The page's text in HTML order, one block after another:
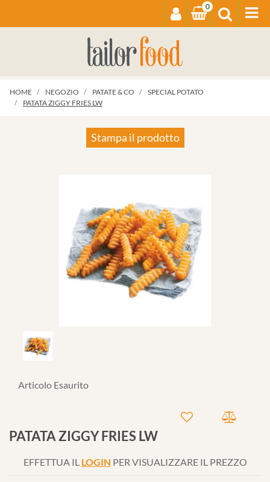
0
HOME NEGOZIO PATATE & CO
SPECIAL POTATO
PATATA ZIGGY FRIES LW
Stampa il prodotto
Articolo Esaurito
PATATA ZIGGY FRIES LW
EFFETTUA IL LOGIN PER VISUALIZZARE IL PREZZO